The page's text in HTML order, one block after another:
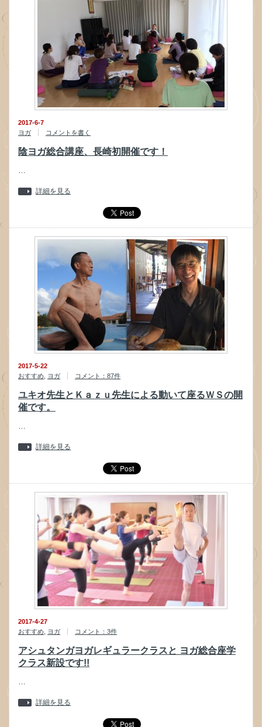
2017-6-7
ヨガ
コメントを書く
陰ヨガ総合講座、長崎初開催です！
…
詳細を見る
2017-5-22
おすすめ ヨガ コメント：87件
ユキオ先生とＫａｚｕ先生による動いて座るＷＳの開
催です。
…
詳細を見る
2017-4-27
おすすめ ヨガ コメント：3件
アシュタンガヨガレギュラークラスと ヨガ総合座学
クラス新設です!!
…
詳細を見る